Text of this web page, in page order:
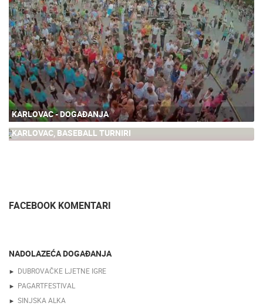
KARLOVAC - DOGAĐANJA
0
KARLOVAC, BASEBALL TURNIRI
FACEBOOK KOMENTARI
NADOLAZEĆA DOGAĐANJA
DUBROVAČKE LJETNE IGRE
PAGARTFESTIVAL
SINJSKA ALKA